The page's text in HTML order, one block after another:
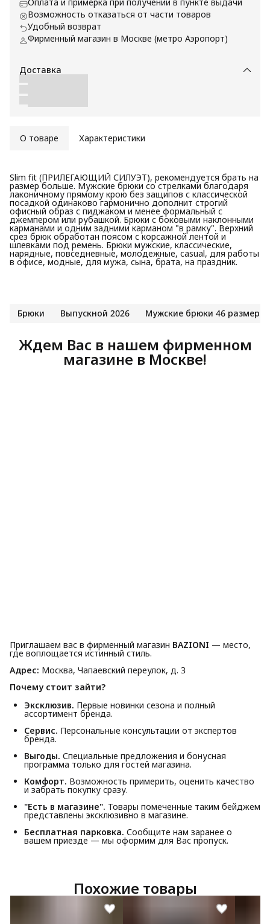
Оплата и примерка при получении в пункте выдачи
Возможность отказаться от части товаров
Удобный возврат
Фирменный магазин в Москве (метро Аэропорт)
Доставка
О товаре Характеристики
Slim fit (ПРИЛЕГАЮЩИЙ СИЛУЭТ), рекомендуется брать на
размер больше. Мужские брюки со стрелками благодаря
лаконичному прямому крою без защипов с классической
посадкой одинаково гармонично дополнит строгий
офисный образ с пиджаком и менее формальный с
джемпером или рубашкой. Брюки с боковыми наклонными
карманами и одним задними карманом "в рамку". Верхний
срез брюк обработан поясом с корсажной лентой и
шлевками под ремень. Брюки мужские, классические,
нарядные, повседневные, молодежные, casual, для работы
в офисе, модные, для мужа, сына, брата, на праздник.
Брюки Выпускной 2026 Мужские брюки 46 размера
Ждем Вас в нашем фирменном
магазине в Москве!
Приглашаем вас в фирменный магазин BAZIONI — место,
где воплощается истинный стиль.
Адрес: Москва, Чапаевский переулок, д. 3
Почему стоит зайти?
Эксклюзив. Первые новинки сезона и полный
ассортимент бренда.
Сервис. Персональные консультации от экспертов
бренда.
Выгоды. Специальные предложения и бонусная
программа только для гостей магазина.
Комфорт. Возможность примерить, оценить качество
и забрать покупку сразу.
"Есть в магазине". Товары помеченные таким бейджем
представлены эксклюзивно в магазине.
Бесплатная парковка. Сообщите нам заранее о
вашем приезде — мы оформим для Вас пропуск.
Похожие товары